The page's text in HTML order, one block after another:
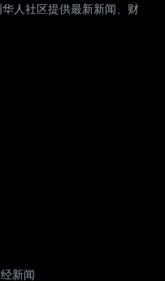
人社区提供最新新闻、财
新闻